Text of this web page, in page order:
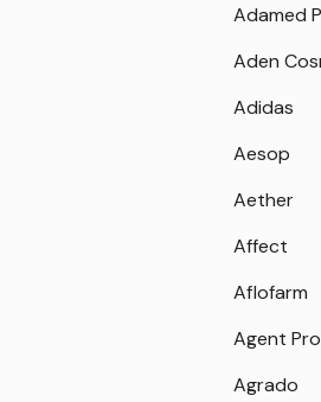
Adamed
Aden
Adidas
Aesop
Aether
Affect
Aflofarm
Agent
Agrado